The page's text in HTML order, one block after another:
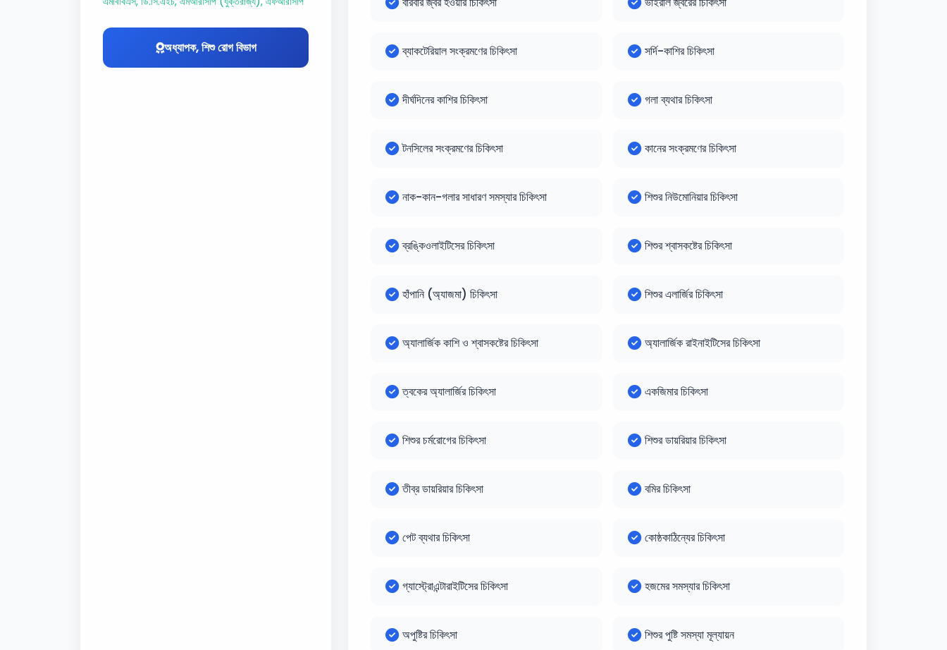
অধ্যাপক, শিশু রোগ বিভাগ ব্যাকটেরিয়াল সংক্রমণের চিকিৎসা সর্দি-কাশির চিকিৎসা
দীর্ঘদিনের কাশির চিকিৎসা গলা ব্যথার চিকিৎসা
টনসিলের সংক্রমণের চিকিৎসা কানের সংক্রমণের চিকিৎসা
নাক-কান-গলার সাধারণ সমস্যার চিকিৎসা শিশুর নিউমোনিয়ার চিকিৎসা
ব্রঙ্কিওলাইটিসের চিকিৎসা শিশুর শ্বাসকষ্টের চিকিৎসা
হাঁপানি (অ্যাজমা) চিকিৎসা শিশুর এলার্জির চিকিৎসা
অ্যালার্জিক কাশি ও শ্বাসকষ্টের চিকিৎসা অ্যালার্জিক রাইনাইটিসের চিকিৎসা
ত্বকের অ্যালার্জির চিকিৎসা একজিমার চিকিৎসা
শিশুর চর্মরোগের চিকিৎসা শিশুর ডায়রিয়ার চিকিৎসা
তীব্র ডায়রিয়ার চিকিৎসা বমির চিকিৎসা
পেট ব্যথার চিকিৎসা কোষ্ঠকাঠিন্যের চিকিৎসা
গ্যাস্ট্রোএন্টারাইটিসের চিকিৎসা হজমের সমস্যার চিকিৎসা
অপুষ্টির চিকিৎসা শিশুর পুষ্টি সমস্যা মূল্যায়ন